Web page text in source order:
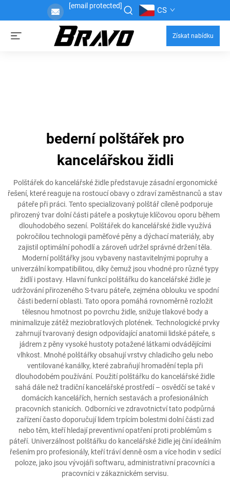
[email protected] CS
Získat nabídku
bederní polštářek pro
kancelářskou židli
Polštářek do kancelářské židle představuje zásadní ergonomické
řešení, které reaguje na rostoucí obavy o zdraví zaměstnanců a stav
páteře při práci. Tento specializovaný polštář cíleně podporuje
přirozený tvar dolní části páteře a poskytuje klíčovou oporu během
dlouhodobého sezení. Polštářek do kancelářské židle využívá
pokročilou technologii paměťové pěny a dýchací materiály, aby
zajistil optimální pohodlí a zároveň udržel správné držení těla.
Moderní polštářky jsou vybaveny nastavitelnými popruhy a
univerzální kompatibilitou, díky čemuž jsou vhodné pro různé typy
židlí i postavy. Hlavní funkcí polštářku do kancelářské židle je
udržování přirozeného S-tvaru páteře, zejména oblouku ve spodní
části bederní oblasti. Tato opora pomáhá rovnoměrně rozložit
tělesnou hmotnost po povrchu židle, snižuje tlakové body a
minimalizuje zátěž meziobratlových plotének. Technologické prvky
zahrnují tvarovaný design odpovídající anatomii lidské páteře, s
jádrem z pěny vysoké hustoty potažené látkami odvádějícími
vlhkost. Mnohé polštářky obsahují vrstvy chladicího gelu nebo
ventilované kanálky, které zabraňují hromadění tepla při
dlouhodobém používání. Použití polštářku do kancelářské židle
sahá dále než tradiční kancelářské prostředí – osvědčí se také v
domácích kancelářích, herních sestavách a profesionálních
pracovních stanicích. Odborníci ve zdravotnictví tato podpůrná
zařízení často doporučují lidem trpícím bolestmi dolní části zad
nebo těm, kteří hledají preventivní opatření proti problémům s
páteří. Univerzálnost polštářku do kancelářské židle jej činí ideálním
řešením pro profesionály, kteří tráví denně osm a více hodin v sedící
poloze, jako jsou vývojáři softwaru, administrativní pracovníci a
pracovníci v zákaznickém servisu.